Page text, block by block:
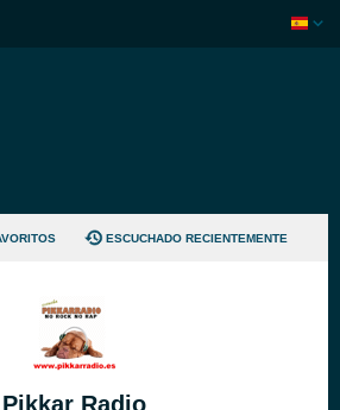
ESCUCHADO RECIENTEMENTE
Pikkar Radio